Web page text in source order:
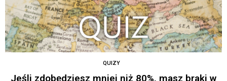
QUIZY
Jeśli zdobędziesz mniej niż 80%, masz braki w